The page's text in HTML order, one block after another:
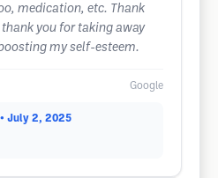
medication, etc. Thank
you for taking away
my self-esteem.
Google
• July 2, 2025